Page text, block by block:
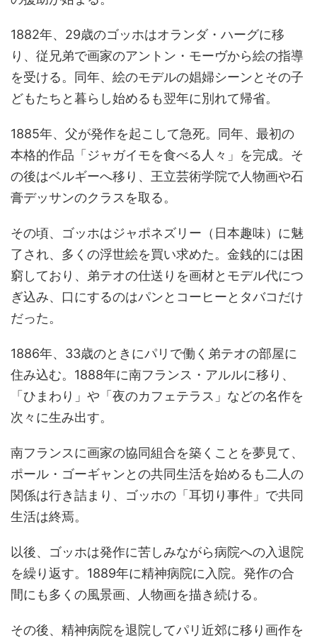
1882年、29歳のゴッホはオランダ・ハーグに移
り、従兄弟で画家のアントン・モーヴから絵の指導
を受ける。同年、絵のモデルの娼婦シーンとその子
どもたちと暮らし始めるも翌年に別れて帰省。
1885年、父が発作を起こして急死。同年、最初の
本格的作品「ジャガイモを食べる人々」を完成。そ
の後はベルギーへ移り、王立芸術学院で人物画や石
膏デッサンのクラスを取る。
その頃、ゴッホはジャポネズリー（日本趣味）に魅
了され、多くの浮世絵を買い求めた。金銭的には困
窮しており、弟テオの仕送りを画材とモデル代につ
ぎ込み、口にするのはパンとコーヒーとタバコだけ
だった。
1886年、33歳のときにパリで働く弟テオの部屋に
住み込む。1888年に南フランス・アルルに移り、
「ひまわり」や「夜のカフェテラス」などの名作を
次々に生み出す。
南フランスに画家の協同組合を築くことを夢見て、
ポール・ゴーギャンとの共同生活を始めるも二人の
関係は行き詰まり、ゴッホの「耳切り事件」で共同
生活は終焉。
以後、ゴッホは発作に苦しみながら病院への入退院
を繰り返す。1889年に精神病院に入院。発作の合
間にも多くの風景画、人物画を描き続ける。
その後、精神病院を退院してパリ近郊に移り画作を